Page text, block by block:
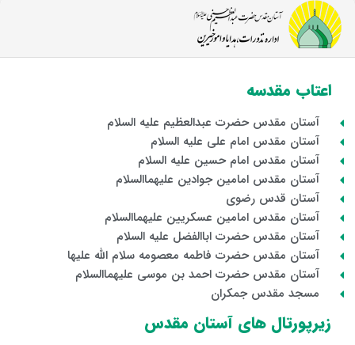
اعتاب مقدسه
آستان مقدس حضرت عبدالعظیم علیه السلام
آستان مقدس امام علی علیه السلام
آستان مقدس امام حسین علیه السلام
آستان مقدس امامین جوادین علیهماالسلام
آستان قدس رضوی
آستان مقدس امامین عسکریین علیهماالسلام
آستان مقدس حضرت اباالفضل علیه السلام
آستان مقدس حضرت فاطمه معصومه سلام الله علیها
آستان مقدس حضرت احمد بن موسی علیهماالسلام
مسجد مقدس جمکران
زیرپورتال های آستان مقدس